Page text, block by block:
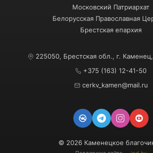
Московский Патриархат
Белорусская Православная
Брестская епархия
225050, Брестская обл., г. Каменец,
+375 (163) 12-41-50
cerkv_kamen@mail.ru
© 2026 Каменецкое